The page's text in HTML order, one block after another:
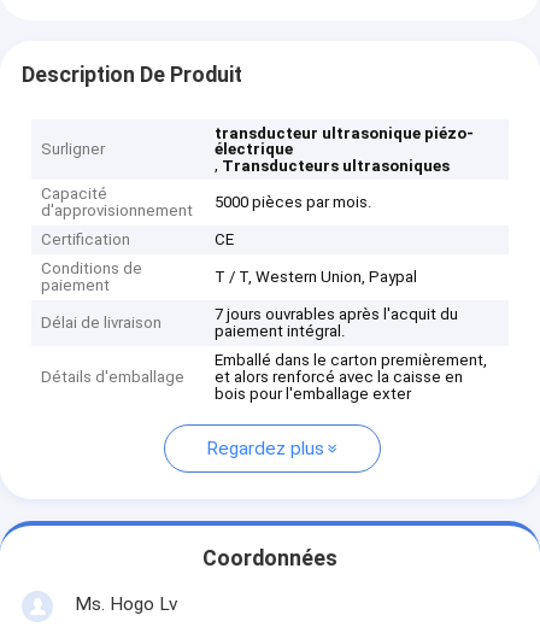
Description De Produit
Surligner
transducteur ultrasonique piézo-
électrique
, Transducteurs ultrasoniques
Capacité
d'approvisionnement
5000 pièces par mois.
Certification
CE
Conditions de
paiement
T / T, Western Union, Paypal
Délai de livraison
7 jours ouvrables après l'acquit du
paiement intégral.
Détails d'emballage
Emballé dans le carton premièrement,
et alors renforcé avec la caisse en
bois pour l'emballage exter
Regardez plus
Coordonnées
Ms. Hogo Lv